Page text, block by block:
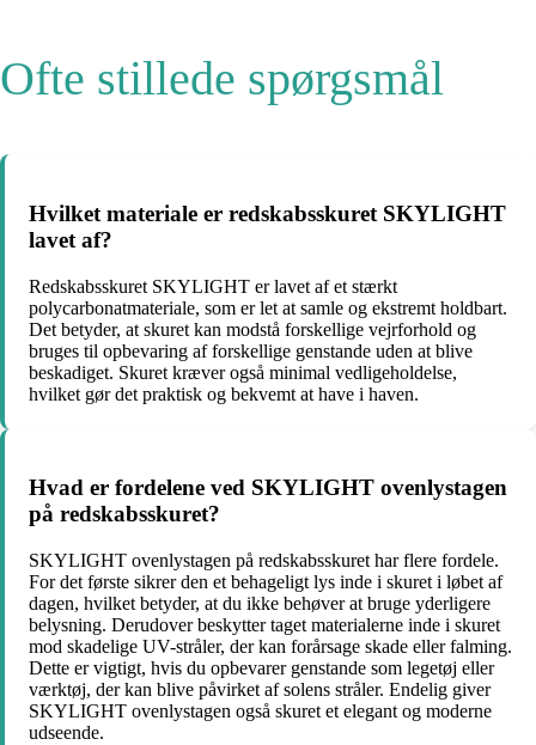
Ofte stillede spørgsmål
Hvilket materiale er redskabsskuret SKYLIGHT
lavet af?
Redskabsskuret SKYLIGHT er lavet af et stærkt
polycarbonatmateriale, som er let at samle og ekstremt holdbart.
Det betyder, at skuret kan modstå forskellige vejrforhold og
bruges til opbevaring af forskellige genstande uden at blive
beskadiget. Skuret kræver også minimal vedligeholdelse,
hvilket gør det praktisk og bekvemt at have i haven.
Hvad er fordelene ved SKYLIGHT ovenlystagen
på redskabsskuret?
SKYLIGHT ovenlystagen på redskabsskuret har flere fordele.
For det første sikrer den et behageligt lys inde i skuret i løbet af
dagen, hvilket betyder, at du ikke behøver at bruge yderligere
belysning. Derudover beskytter taget materialerne inde i skuret
mod skadelige UV-stråler, der kan forårsage skade eller falming.
Dette er vigtigt, hvis du opbevarer genstande som legetøj eller
værktøj, der kan blive påvirket af solens stråler. Endelig giver
SKYLIGHT ovenlystagen også skuret et elegant og moderne
udseende.